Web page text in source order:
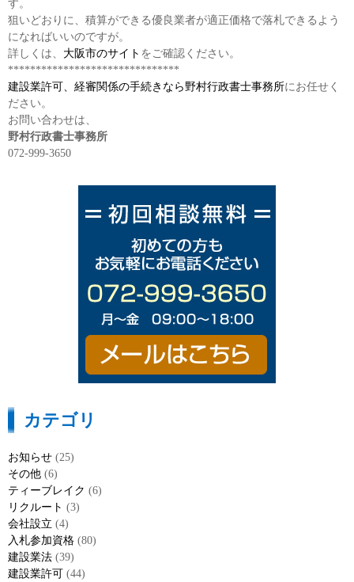
す。
狙いどおりに、積算ができる優良業者が適正価格で落札できるよう
になればいいのですが。
詳しくは、 大阪市のサイト をご確認ください。
*******************************
建設業許可、経審関係の手続きなら野村行政書士事務所にお任せく
ださい。
お問い合わせは、
野村行政書士事務所
072-999-3650
カテゴリ
お知らせ (25)
その他 (6)
ティーブレイク (6)
リクルート (3)
会社設立 (4)
入札参加資格 (80)
建設業法 (39)
建設業許可 (44)